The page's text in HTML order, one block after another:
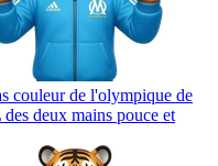
couleur de l'olympique de
deux mains pouce et